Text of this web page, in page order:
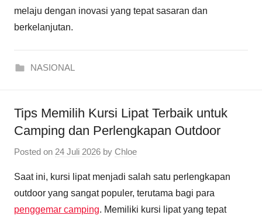
melaju dengan inovasi yang tepat sasaran dan
berkelanjutan.
NASIONAL
Tips Memilih Kursi Lipat Terbaik untuk
Camping dan Perlengkapan Outdoor
Posted on 24 Juli 2026 by Chloe
Saat ini, kursi lipat menjadi salah satu perlengkapan
outdoor yang sangat populer, terutama bagi para
penggemar camping. Memiliki kursi lipat yang tepat